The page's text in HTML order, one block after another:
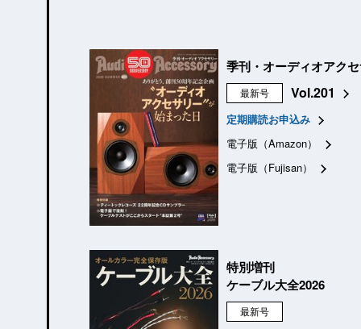
季刊・オーディオアク
最新号 Vol.201
定期購読お申込み
電子版（Amazon）
電子版（Fujisan）
特別増刊
ケーブル大全2026
最新号